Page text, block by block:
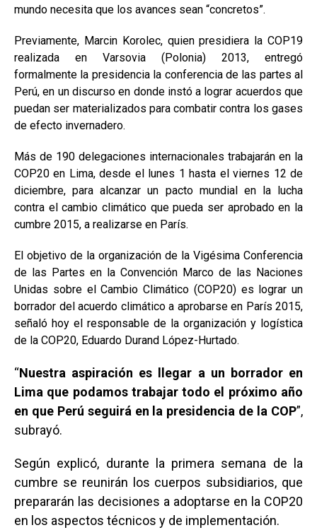
mundo necesita que los avances sean “concretos”.
Previamente, Marcin Korolec, quien presidiera la COP19
realizada en Varsovia (Polonia) 2013, entregó
formalmente la presidencia la conferencia de las partes al
Perú, en un discurso en donde instó a lograr acuerdos que
puedan ser materializados para combatir contra los gases
de efecto invernadero.
Más de 190 delegaciones internacionales trabajarán en la
COP20 en Lima, desde el lunes 1 hasta el viernes 12 de
diciembre, para alcanzar un pacto mundial en la lucha
contra el cambio climático que pueda ser aprobado en la
cumbre 2015, a realizarse en París.
El objetivo de la organización de la Vigésima Conferencia
de las Partes en la Convención Marco de las Naciones
Unidas sobre el Cambio Climático (COP20) es lograr un
borrador del acuerdo climático a aprobarse en París 2015,
señaló hoy el responsable de la organización y logística
de la COP20, Eduardo Durand López-Hurtado.
“Nuestra aspiración es llegar a un borrador en
Lima que podamos trabajar todo el próximo año
en que Perú seguirá en la presidencia de la COP”,
subrayó.
Según explicó, durante la primera semana de la
cumbre se reunirán los cuerpos subsidiarios, que
prepararán las decisiones a adoptarse en la COP20
en los aspectos técnicos y de implementación.